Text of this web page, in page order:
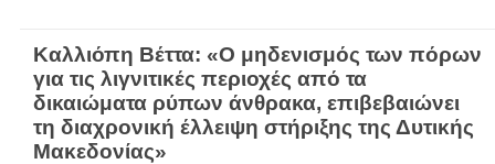
Καλλιόπη Βέττα: «Ο μηδενισμός των πόρων
για τις λιγνιτικές περιοχές από τα
δικαιώματα ρύπων άνθρακα, επιβεβαιώνει
τη διαχρονική έλλειψη στήριξης της Δυτικής
Μακεδονίας»